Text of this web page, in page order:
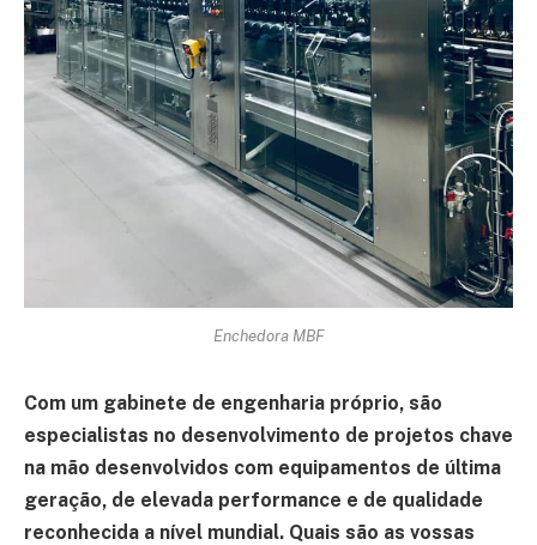
Enchedora MBF
Com um gabinete de engenharia próprio, são
especialistas no desenvolvimento de projetos chave
na mão desenvolvidos com equipamentos de última
geração, de elevada performance e de qualidade
reconhecida a nível mundial. Quais são as vossas